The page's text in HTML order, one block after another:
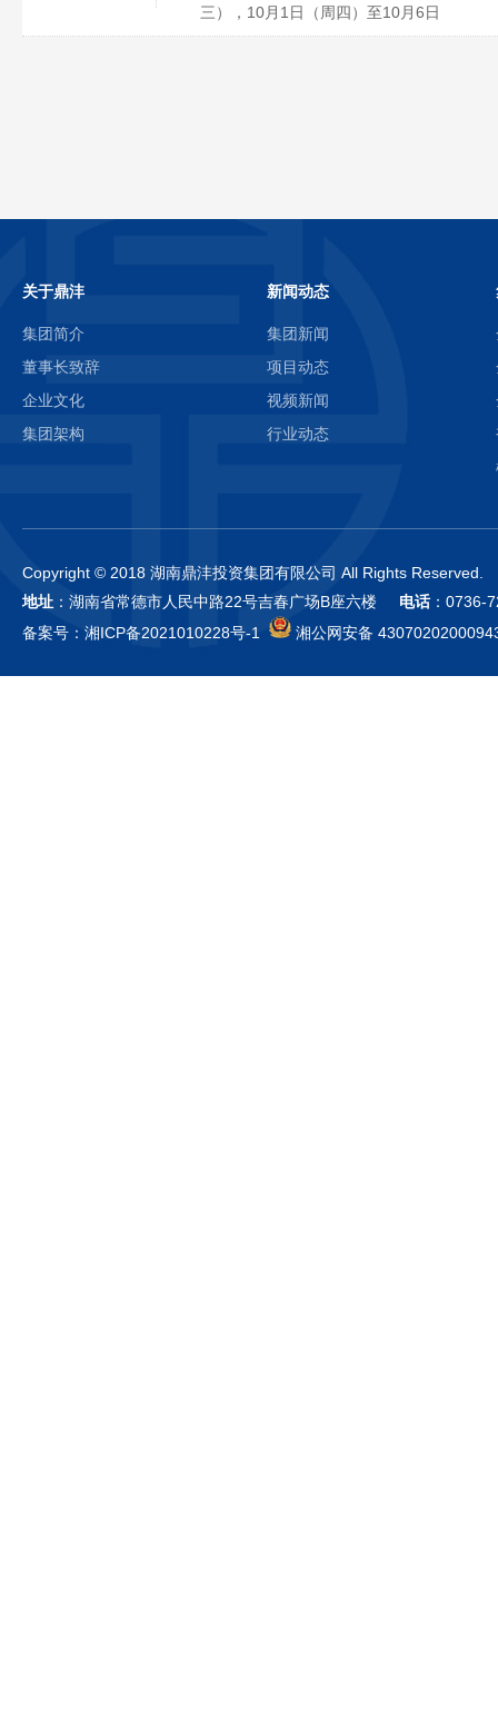
三），10月1日（周四）至10月6日
关于鼎沣
集团简介
董事长致辞
企业文化
集团架构
新闻动态
集团新闻
项目动态
视频新闻
行业动态
Copyright © 2018 湖南鼎沣投资集团有限公司 All Rights Reserved.
地址 ：湖南省常德市人民中路22号吉春广场B座六楼 电话：
备案号： 湘ICP备2021010228号-1 湘公网安备